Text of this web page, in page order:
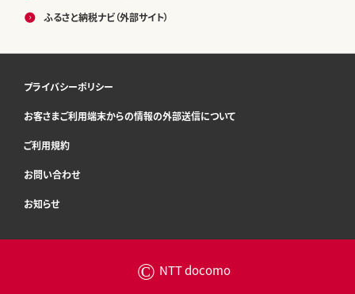
ふるさと納税ナビ（外部サイト）
プライバシーポリシー
お客さまご利用端末からの情報の外部送信について
ご利用規約
お問い合わせ
お知らせ
© NTT docomo